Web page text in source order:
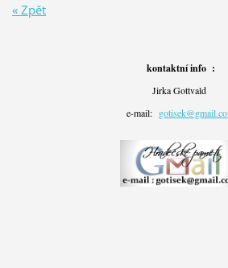
« Zpět
kontaktní info :
Jirka Gottvald
e-mail: